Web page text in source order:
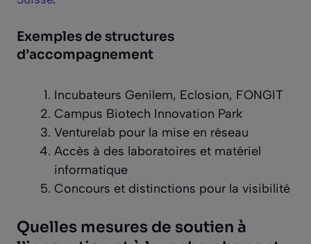
Exemples de structures
d’accompagnement
Incubateurs Genilem, Eclosion, FONGIT
Campus Biotech Innovation Park
Venturelab pour la mise en réseau
Accès à des laboratoires et matériel
informatique
Concours et distinctions pour la visibilité
Quelles mesures de soutien à